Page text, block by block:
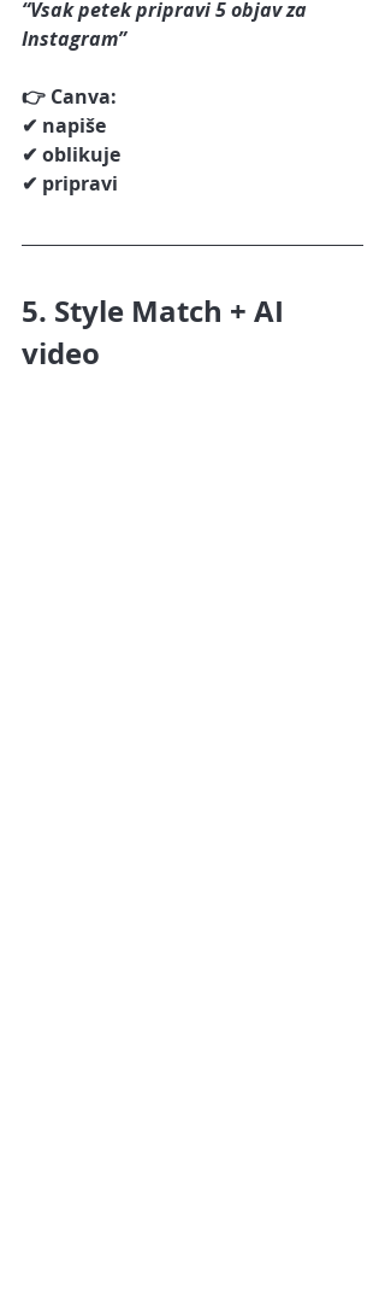
“Vsak petek pripravi 5 objav za
Instagram”
👉 Canva:
✔ napiše
✔ oblikuje
✔ pripravi
5. Style Match + AI
video